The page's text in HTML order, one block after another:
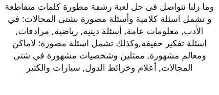
وما زلنا نتواصل فى حل لعبة رشفة مطورة كلمات متقاطعة
و تشمل اسئلة كلامية وأسئلة مصورة بشتى المجالات: في
الأدب, معلومات عامة, أسئلة دينية, رياضية, مرادفات,
اسئلة تفكير خفيفة,وكذلك تشمل اسئلة مصورة: لاماكن
ومعالم مشهورة, ممثلين وشخصيات مشهورة في شتى
المجالات, أعلام وخرائط الدول, سيارات والكثير